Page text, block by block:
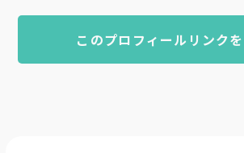
このプロフィールリンク